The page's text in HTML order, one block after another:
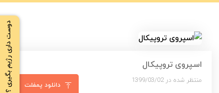
دوست داری رژیم بگیری ؟ اسپروی تروپیکال
منتظر شده در 1399/03/02
دانلود پمفلت